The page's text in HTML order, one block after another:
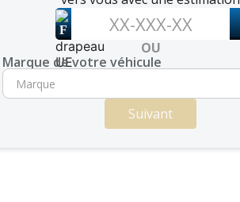
F
OU
Marque de votre véhicule
Suivant